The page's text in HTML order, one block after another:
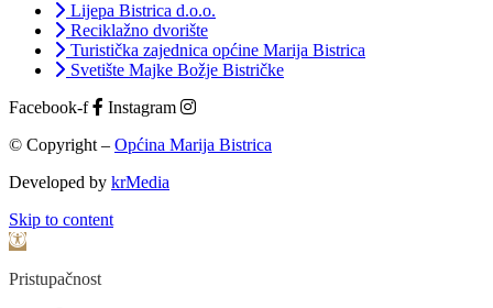
Lijepa Bistrica d.o.o.
Reciklažno dvorište
Turistička zajednica općine Marija Bistrica
Svetište Majke Božje Bistričke
Facebook-f
Instagram
© Copyright – Općina Marija Bistrica
Developed by krMedia
Skip to content
Open toolbar
Pristupačnost